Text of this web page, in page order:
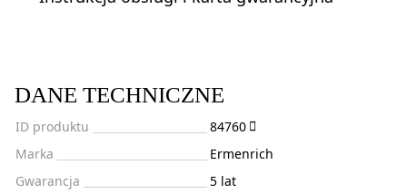
DANE TECHNICZNE
ID produktu
84760
Marka
Ermenrich
Gwarancja
5 lat